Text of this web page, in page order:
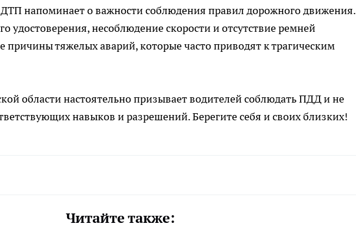
напоминает о важности соблюдения правил дорожного движения.
удостоверения, несоблюдение скорости и отсутствие ремней
причины тяжелых аварий, которые часто приводят к трагическим
области настоятельно призывает водителей соблюдать ПДД и не
навыков и разрешений. Берегите себя и своих близких!
Читайте также: